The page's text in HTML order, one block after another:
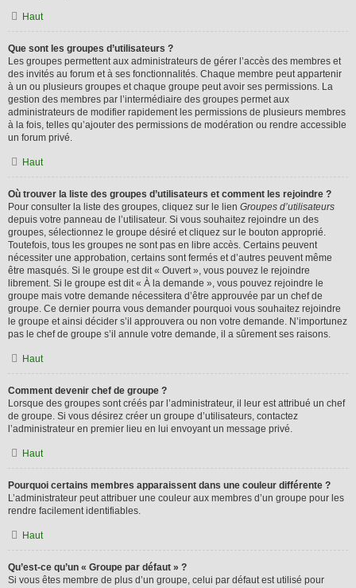
Haut
Que sont les groupes d’utilisateurs ?
Les groupes permettent aux administrateurs de gérer l’accès des membres et
des invités au forum et à ses fonctionnalités. Chaque membre peut appartenir
à un ou plusieurs groupes et chaque groupe peut avoir ses permissions. La
gestion des membres par l’intermédiaire des groupes permet aux
administrateurs de modifier rapidement les permissions de plusieurs membres
à la fois, telles qu’ajouter des permissions de modération ou rendre accessible
un forum privé.
Haut
Où trouver la liste des groupes d’utilisateurs et comment les rejoindre ?
Pour consulter la liste des groupes, cliquez sur le lien Groupes d’utilisateurs
depuis votre panneau de l’utilisateur. Si vous souhaitez rejoindre un des
groupes, sélectionnez le groupe désiré et cliquez sur le bouton approprié.
Toutefois, tous les groupes ne sont pas en libre accès. Certains peuvent
nécessiter une approbation, certains sont fermés et d’autres peuvent même
être masqués. Si le groupe est dit « Ouvert », vous pouvez le rejoindre
librement. Si le groupe est dit « À la demande », vous pouvez rejoindre le
groupe mais votre demande nécessitera d’être approuvée par un chef de
groupe. Ce dernier pourra vous demander pourquoi vous souhaitez rejoindre
le groupe et ainsi décider s’il approuvera ou non votre demande. N’importunez
pas le chef de groupe s’il annule votre demande, il a sûrement ses raisons.
Haut
Comment devenir chef de groupe ?
Lorsque des groupes sont créés par l’administrateur, il leur est attribué un chef
de groupe. Si vous désirez créer un groupe d’utilisateurs, contactez
l’administrateur en premier lieu en lui envoyant un message privé.
Haut
Pourquoi certains membres apparaissent dans une couleur différente ?
L’administrateur peut attribuer une couleur aux membres d’un groupe pour les
rendre facilement identifiables.
Haut
Qu’est-ce qu’un « Groupe par défaut » ?
Si vous êtes membre de plus d’un groupe, celui par défaut est utilisé pour